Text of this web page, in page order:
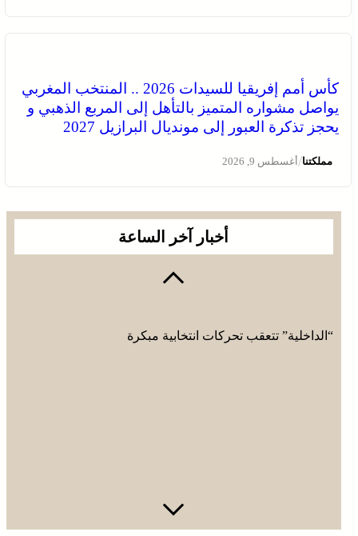
كأس أمم إفريقيا للسيدات 2026 .. المنتخب المغربي
يواصل مشواره المتميز بالتأهل إلى المربع الذهبي و
يحجز تذكرة العبور إلى مونديال البرازيل 2027
مملكتنا/أغسطس 9, 2026
أخبار آخر الساعة
“الداخلية” تتعقب تحركات انتخابية مبكرة